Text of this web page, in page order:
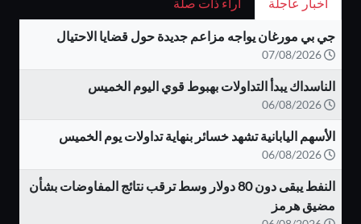
جي بي مورغان يواجه مزاعم جديدة حول قضايا الاحتيال
الناسداك يبدأ التداولات بهبوط قوي اليوم الخميس
الأسهم اليابانية تشهد خسائر بنهاية تداولات يوم الخميس
النفط يبقى دون 80 دولار وسط ترقب نتائج المفاوضات بشأن
مضيق هرمز